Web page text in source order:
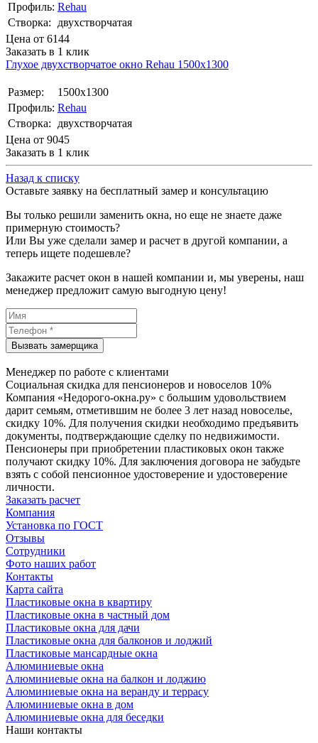
Профиль: Rehau
Створка: двухстворчатая
Цена от 6144
Заказать в 1 клик
Глухое двухстворчатое окно Rehau 1500x1300
Размер:
1500x1300
Профиль: Rehau
Створка: двухстворчатая
Цена от 9045
Заказать в 1 клик
Назад к списку
Оставьте заявку на бесплатный замер и консультацию
Вы только решили заменить окна, но еще не знаете даже
примерную стоимость?
Или Вы уже сделали замер и расчет в другой компании, а
теперь ищете подешевле?
Закажите расчет окон в нашей компании и, мы уверены, наш
менеджер предложит самую выгодную цену!
Менеджер по работе с клиентами
Социальная скидка для пенсионеров и новоселов 10%
Компания «Недорого-окна.ру» с большим удовольствием
дарит семьям, отметившим не более 3 лет назад новоселье,
скидку 10%. Для получения скидки необходимо предъявить
документы, подтверждающие сделку по недвижимости.
Пенсионеры при приобретении пластиковых окон также
получают скидку 10%. Для заключения договора не забудьте
взять с собой пенсионное удостоверение и удостоверение
личности.
Заказать расчет
Компания
Установка по ГОСТ
Отзывы
Сотрудники
Фото наших работ
Контакты
Карта сайта
Пластиковые окна в квартиру
Пластиковые окна в частный дом
Пластиковые окна для дачи
Пластиковые окна для балконов и лоджий
Пластиковые мансардные окна
Алюминиевые окна
Алюминиевые окна на балкон и лоджию
Алюминиевые окна на веранду и террасу
Алюминиевые окна в дом
Алюминиевые окна для беседки
Наши контакты